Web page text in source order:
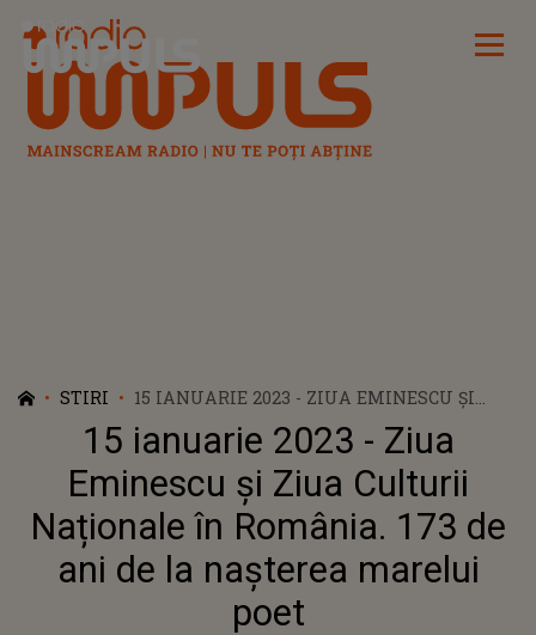
Radio Impuls
STIRI
15 IANUARIE 2023 - ZIUA EMINESCU ȘI
ZIUA CULTURII NAȚIONALE ÎN ROMÂNIA.
173 DE ANI DE LA NAȘTEREA MARELUI
POET
15 ianuarie 2023 - Ziua
Eminescu și Ziua Culturii
Naționale în România. 173 de
ani de la nașterea marelui
poet